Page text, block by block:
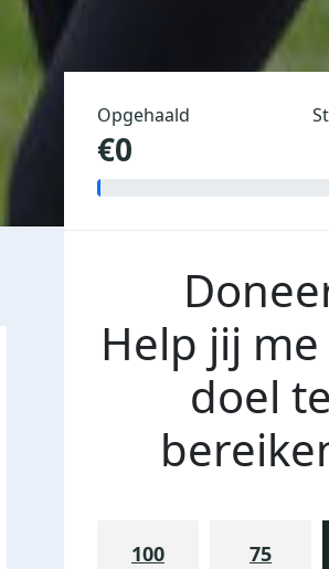
Opgehaald
€0
Help jij
doel te
100 75